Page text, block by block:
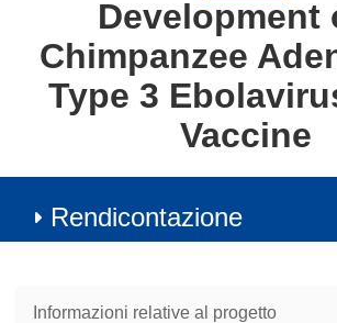
Development
Chimpanzee
Type 3
Vaccine
Rendicontazione
Informazioni relative al progetto